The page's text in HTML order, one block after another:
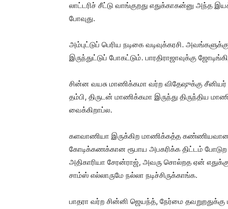
லாட்டரிச் சீட்டு வாங்குறது எதுக்காகன்னு
போவுது.
அம்புட்டுப் பெரிய நடிகை வடிவுக்கரசி.
இருந்துட்டுப் போகட்டும். பாரதிராஜாவுக்கு
சின்ன வயசு மாணிக்கமா வர்ற விதேஷுக்கு
தம்பி, திருடன் மாணிக்கமா இருந்து திருந்திய
வைக்கிறாப்ல.
களவாணியா இருக்கிற மாணிக்கத்த
கோடிக்கணக்கான ரூபாய அபகரிக்க திட்டம்
அதிகாரியா சேரன்ராஜ், அவரு சொல்றத ஏன்
சாம்ஸ் எல்லாருமே நல்லா நடிச்சிருக்காங்க.
பாதரா வர்ற சின்னி ஜெயந்த், நேர்மை தவறுறதுக்கு